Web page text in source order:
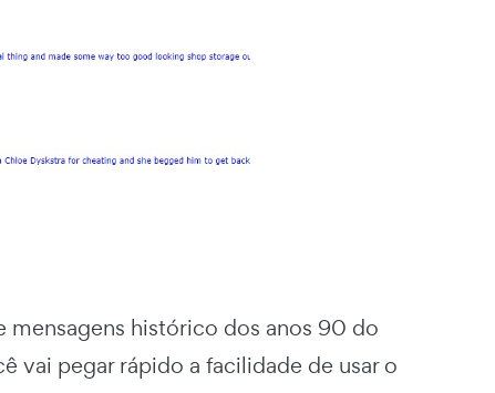
mensagens histórico dos anos 90 do
vai pegar rápido a facilidade de usar o